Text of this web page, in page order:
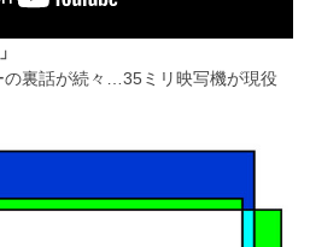
裏話が続々…35ミリ映写機が現役